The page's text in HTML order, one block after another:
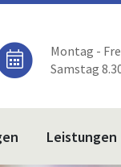
Montag -
Samstag
Leistungen